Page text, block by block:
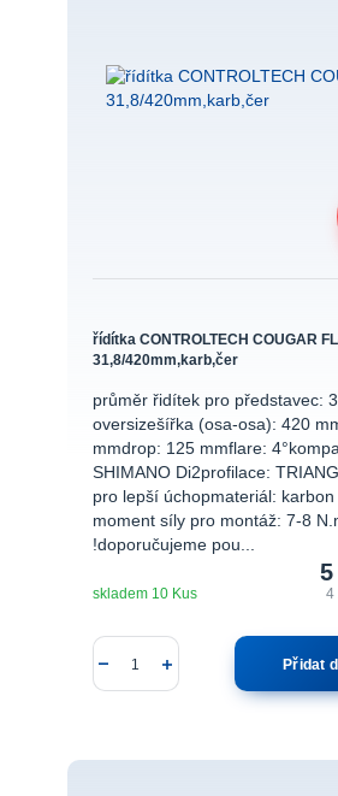
řídítka CONTROLTECH COUGAR
31,8/420mm,karb,čer
průměr řidítek pro představec:
oversizešířka (osa-osa): 420
mmdrop: 125 mmflare:
SHIMANO Di2profilace:
pro lepší úchopmateriál:
moment síly pro montáž: 7-8
!doporučujeme pou...
4
skladem 10 Kus
Přidat